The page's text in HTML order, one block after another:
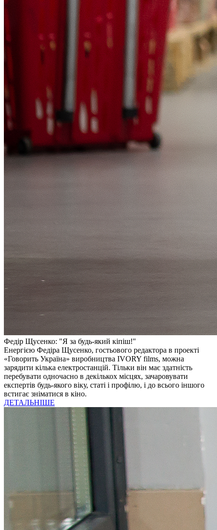
Федір Щусенко: "Я за будь-який кіпіш!"
Енергією Федіра Щусенко, гостьового редактора в проекті
«Говорить Україна» виробництва IVORY films, можна
зарядити кілька електростанцій. Тільки він має здатність
перебувати одночасно в декількох місцях, зачаровувати
експертів будь-якого віку, статі і профілю, і до всього іншого
встигає зніматися в кіно.
ДЕТАЛЬНІШЕ